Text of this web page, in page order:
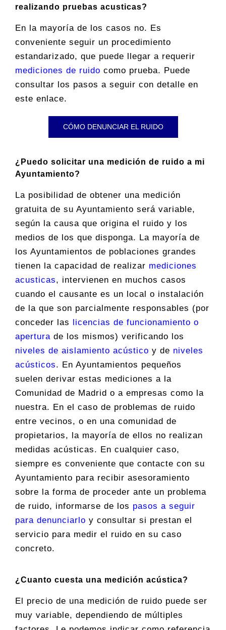
realizando pruebas acusticas?
En la mayoría de los casos no. Es
conveniente seguir un procedimiento
estandarizado, que puede llegar a requerir
mediciones de ruido como prueba. Puede
consultar los pasos a seguir con detalle en
este enlace.
CÓMO DENUNCIAR EL RUIDO
¿Puedo solicitar una medición de ruido a mi
Ayuntamiento?
La posibilidad de obtener una medición
gratuita de su Ayuntamiento será variable,
según la causa que origina el ruido y los
medios de los que disponga. La mayoría de
los Ayuntamientos de poblaciones grandes
tienen la capacidad de realizar mediciones
acusticas, intervienen en muchos casos
cuando el causante es un local o instalación
de la que son parcialmente responsables (por
conceder las
licencias de funcionamiento o
aperturade los mismos) verificando los
niveles de aislamiento acústico y de niveles
acústicos. En Ayuntamientos pequeños
suelen derivar estas mediciones a la
Comunidad de Madrid o a empresas como la
nuestra. En el caso de problemas de ruido
entre vecinos, o en una comunidad de
propietarios, la mayoría de ellos no realizan
medidas acústicas. En cualquier caso,
siempre es conveniente que contacte con su
Ayuntamiento para recibir asesoramiento
sobre la forma de proceder ante un problema
de ruido, informarse de los pasos a seguir
para denunciarlo y consultar si prestan el
servicio para medir el ruido en su caso
concreto.
¿Cuanto cuesta una medición acústica?
El precio de una medición de ruido puede ser
muy variable, dependiendo de múltiples